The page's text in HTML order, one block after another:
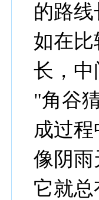
的路
如在
长，中
"角谷
成过
像阴
它就